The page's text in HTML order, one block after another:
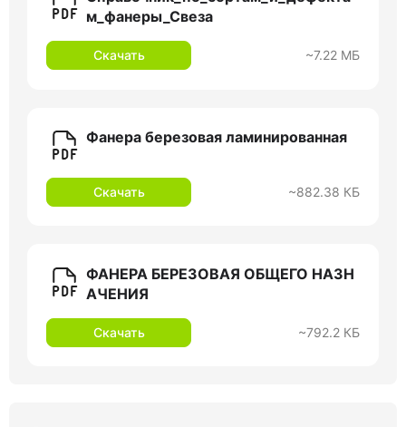
м_фанеры_Свеза
Скачать ~7.22 МБ
Фанера березовая ламинированная
Скачать ~882.38 КБ
ФАНЕРА БЕРЕЗОВАЯ ОБЩЕГО НАЗН
АЧЕНИЯ
Скачать ~792.2 КБ